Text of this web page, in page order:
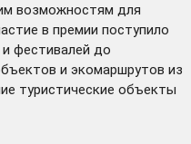
возможностям для
в премии поступило
фестивалей до
и экомаршрутов из
туристические объекты